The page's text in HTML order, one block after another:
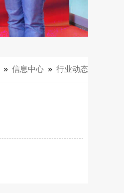
» 信息中心 » 行业动态